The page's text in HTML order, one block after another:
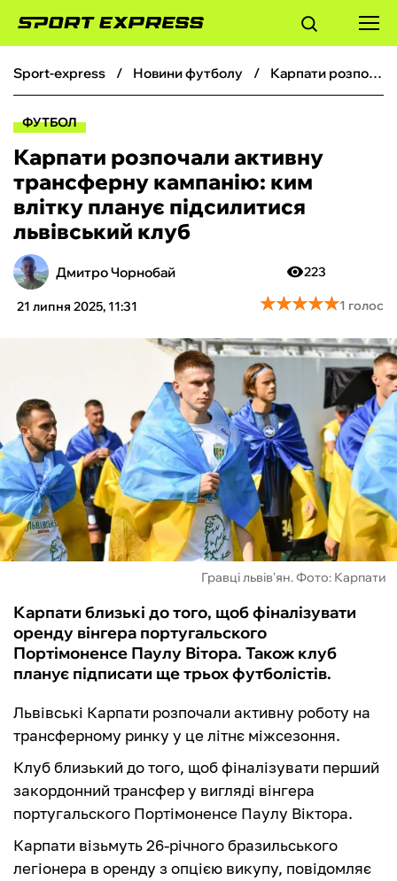
ФУТБОЛ
БОКС
ХОКЕЙ
ТЕНІС
ФУТЗАЛ
ІНШІ
БУКМЕКЕРИ
sport-express новини футболу Карпати розпочали активну трансферну кампанію: ким влітку планує підсилитися львівський клуб
ФУТБОЛ
Карпати розпочали активну
трансферну кампанію: ким
влітку планує підсилитися
львівський клуб
Дмитро Чорнобай
21 липня 2025, 11:31
223
★★★★★
★★★★★1 голос
Гравці львів'ян. Фото: Карпати
Карпати близькі до того, щоб фіналізувати
оренду вінгера португальского
Портімоненсе Паулу Вітора. Також клуб
планує підписати ще трьох футболістів.
Львівські Карпати розпочали активну роботу на
трансферному ринку у це літнє міжсезоння.
Клуб близький до того, щоб фіналізувати перший
закордонний трансфер у вигляді вінгера
португальского Портімоненсе Паулу Віктора.
Карпати візьмуть 26-річного бразильського
легіонера в оренду з опцією викупу, повідомляє